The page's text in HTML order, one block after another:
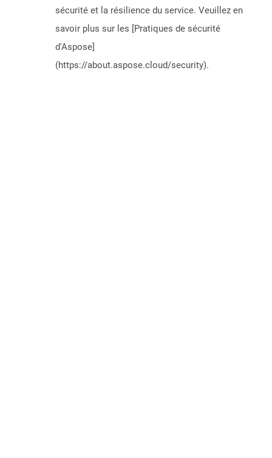
sécurité et la résilience du service. Veuillez en
savoir plus sur les [Pratiques de sécurité
d'Aspose]
(https://about.aspose.cloud/security).